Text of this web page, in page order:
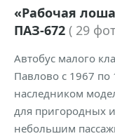
«Рабочая
ПАЗ-672 ( 29
Автобус малого
Павлово с 1967 по
наследником
для пригородных
небольшим